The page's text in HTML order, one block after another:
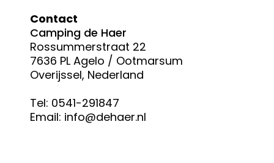
Contact
Camping de Haer
Rossummerstraat 22
7636 PL Agelo / Ootmarsum
Overijssel, Nederland
Tel: 0541-291847
Email: info@dehaer.nl